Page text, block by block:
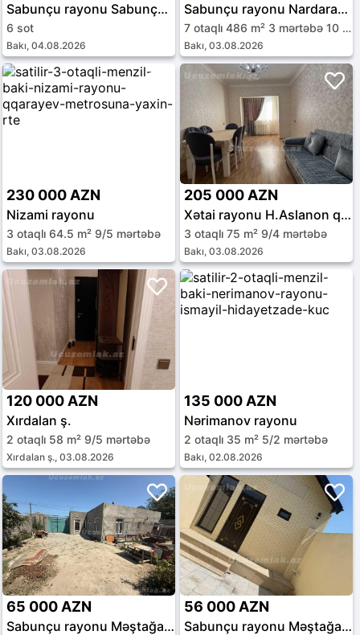
Sabunçu rayonu Sabunçu qəs.
6 sot
Bakı, 04.08.2026
Sabunçu rayonu Nardaran qəs.
7 otaqlı 486 m² 3 mərtəbə 10 sot
Bakı, 03.08.2026
230 000 AZN
Nizami rayonu
3 otaqlı 64.5 m² 9/5 mərtəbə
Bakı, 03.08.2026
205 000 AZN
Xətai rayonu H.Aslanon qəs.
3 otaqlı 75 m² 9/4 mərtəbə
Bakı, 03.08.2026
120 000 AZN
Xırdalan ş.
2 otaqlı 58 m² 9/5 mərtəbə
Xırdalan ş., 03.08.2026
135 000 AZN
Nərimanov rayonu
2 otaqlı 35 m² 5/2 mərtəbə
Bakı, 02.08.2026
65 000 AZN
Sabunçu rayonu Məştağa qəs.
56 000 AZN
Sabunçu rayonu Məştağa qəs.